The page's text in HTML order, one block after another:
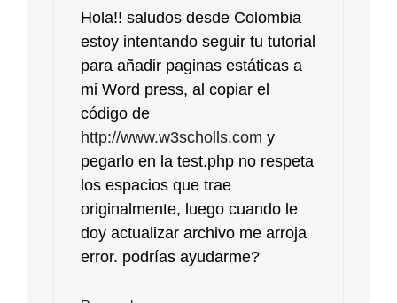
Hola!! saludos desde Colombia
estoy intentando seguir tu tutorial
para añadir paginas estáticas a
mi Word press, al copiar el
código de
http://www.w3scholls.com y
pegarlo en la test.php no respeta
los espacios que trae
originalmente, luego cuando le
doy actualizar archivo me arroja
error. podrías ayudarme?